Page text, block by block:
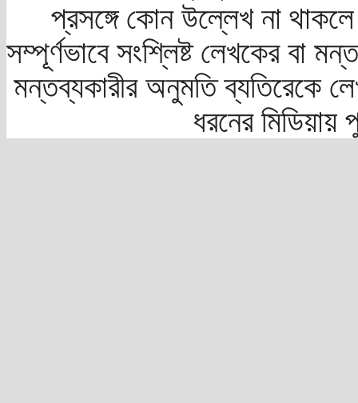
প্রসঙ্গে কোন উল্লেখ না
সম্পূর্ণভাবে সংশ্লিষ্ট লেখকের বা
মন্তব্যকারীর অনুমতি ব্যতিরেকে
ধরনের মিডিয়ায়